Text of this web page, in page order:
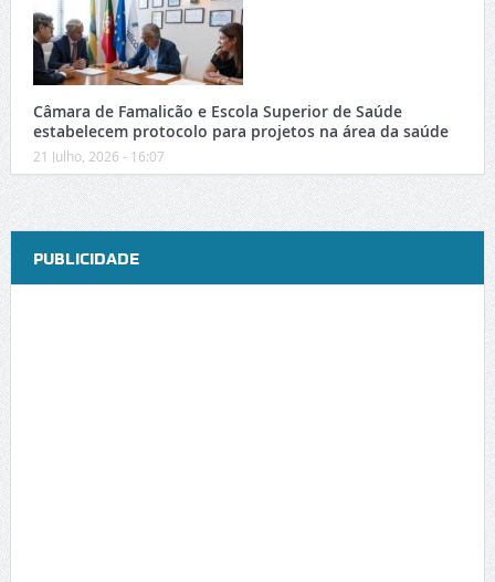
Câmara de Famalicão e Escola Superior de Saúde
estabelecem protocolo para projetos na área da saúde
21 Julho, 2026 - 16:07
PUBLICIDADE